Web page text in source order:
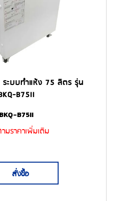
ระบบทำแห้ง 75 ลิตร รุ่น
B75II
BKQ-B75II
มราคาเพิ่มเติม
สั่งซื้อ